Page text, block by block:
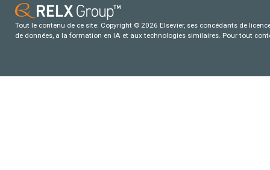
Tout le contenu de ce site: Copyright © 2026 Elsevier, ses concédants de
de données, a la formation en IA et aux technologies similaires. Pour tout